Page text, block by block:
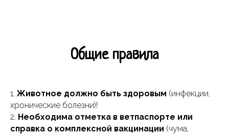
Общие правила
1. Животное должно быть здоровым (инфекции,
хронические болезни)!
2. Необходима отметка в ветпаспорте или
справка о комплексной вакцинации (чума,